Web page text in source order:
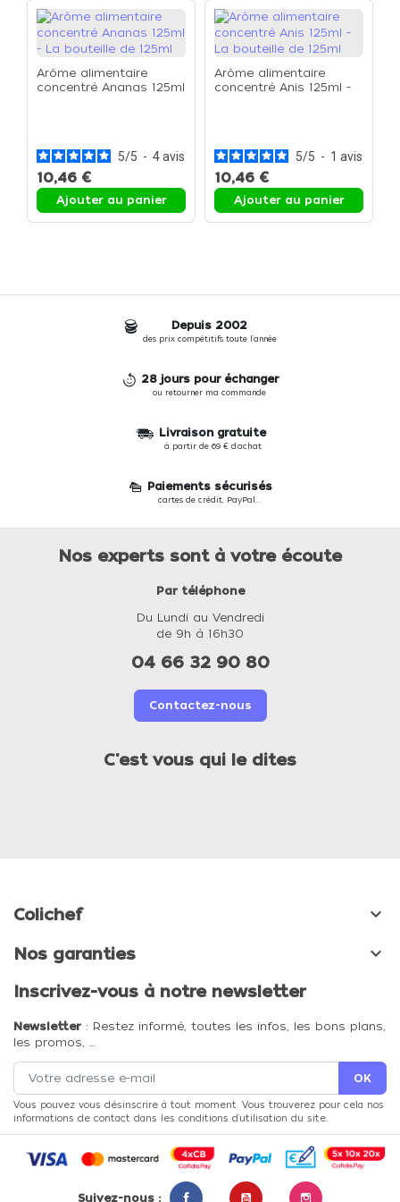
Arôme alimentaire
concentré Ananas 125ml
5/5 - 4avis
10,46 €
Ajouter au panier
Arôme alimentaire
concentré Anis 125ml -
5/5 - 1 avis
10,46 €
Ajouter au panier
Depuis 2002
des prix compétitifs toute l'année
28 jours pour échanger
ou retourner ma commande
Livraison gratuite
à partir de 69 € d'achat
Paiements sécurisés
cartes de crédit, PayPal...
Nos experts sont à votre écoute
Par téléphone
Du Lundi au Vendredi
de 9h à 16h30
04 66 32 90 80
Contactez-nous
C'est vous qui le dites
Colichef 
Nos garanties 
Inscrivez-vous à notre newsletter
Newsletter : Restez informé, toutes les infos, les bons plans,
les promos, …
Vous pouvez vous désinscrire à tout moment. Vous trouverez pour cela nos
informations de contact dans les conditions d'utilisation du site.
Suivez-nous :